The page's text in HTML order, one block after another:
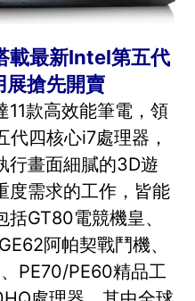
載最新Intel第五代
展搶先開賣
11款高效能筆電，領
四核心i7處理器，
行畫面細膩的3D遊
度需求的工作，皆能
GT80電競機皇、
阿帕契戰鬥機、
PE70/PE60精品工